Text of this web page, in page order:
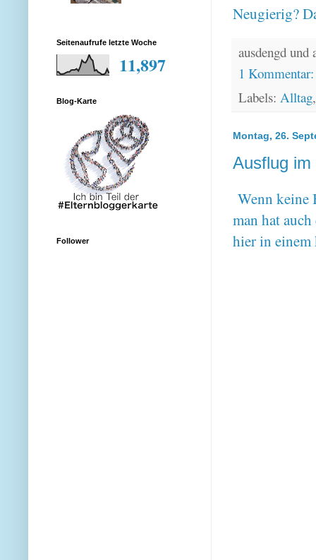
Neugierig?
ausdengd
1
Labels: Alltag
Montag, 26.
Ausflug im
Wenn keine
man hat
hier in
Seitenaufrufe letzte Woche
11,897
Blog-Karte
Follower